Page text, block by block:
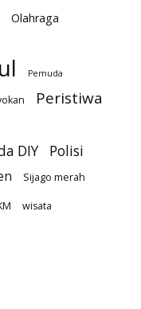
Olahraga
Pemuda
Peristiwa
DIY
Polisi
Sijago merah
wisata